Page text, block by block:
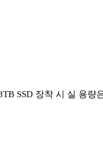
SSD 장착 시 실 용량